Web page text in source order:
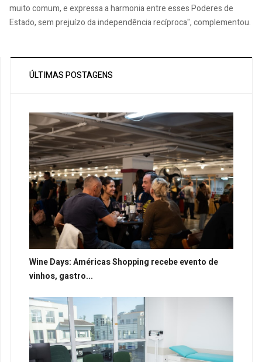
muito comum, e expressa a harmonia entre esses Poderes de
Estado, sem prejuízo da independência recíproca", complementou.
ÚLTIMAS POSTAGENS
Wine Days: Américas Shopping recebe evento de
vinhos, gastro...